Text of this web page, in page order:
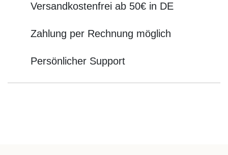
Versandkostenfrei ab 50€ in DE
Zahlung per Rechnung möglich
Persönlicher Support